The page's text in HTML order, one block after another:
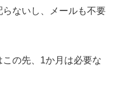
ないし、メールも不要
の先、1か月は必要な